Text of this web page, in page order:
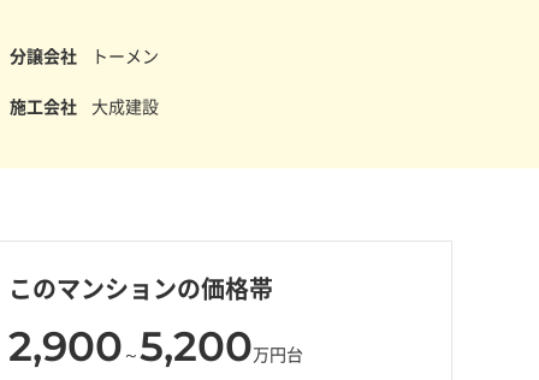
分譲会社 トーメン
施工会社 大成建設
このマンションの価格帯
2,900 ～5,200万円台